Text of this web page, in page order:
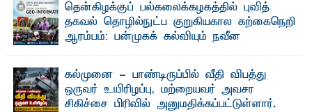
தென்கிழக்குப் பல்கலைக்கழகத்தில் புவித்
தகவல் தொழில்நுட்ப குறுகியகால கற்கைநெறி
ஆரம்பம்: பன்முகக் கல்வியும் நவீன
தொழில்நுட்பமும் காலத்தின் தேவை – பீடாதிபதி
பேராசிரியர் எம். எம். பாஸில்
தெ ன்கிழக்குப் பல்கலைக்கழகத்தின் கலை மற்றும் கலாசார
பீடத்தின் புவியியல் துறையினால் ...
கல்முனை - பாண்டிருப்பில் வீதி விபத்து
ஒருவர் உயிரிழப்பு, மற்றையவர் அவசர
சிகிச்சை பிரிவில் அனுமதிக்கப்பட்டுள்ளார்.